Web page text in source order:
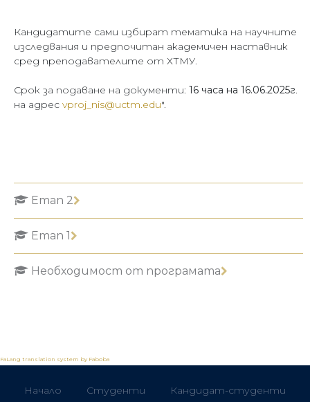
Кандидатите сами избират тематика на научните
изследвания и предпочитан академичен наставник
сред преподавателите от ХТМУ.
Срок за подаване на документи: 16 часа на 16.06.2025г.
на адрес vproj_nis@uctm.edu".
Етап 2
Етап 1
Необходимост от програмата
FaLang translation system by Faboba
Начало Студенти Кандидат-студенти